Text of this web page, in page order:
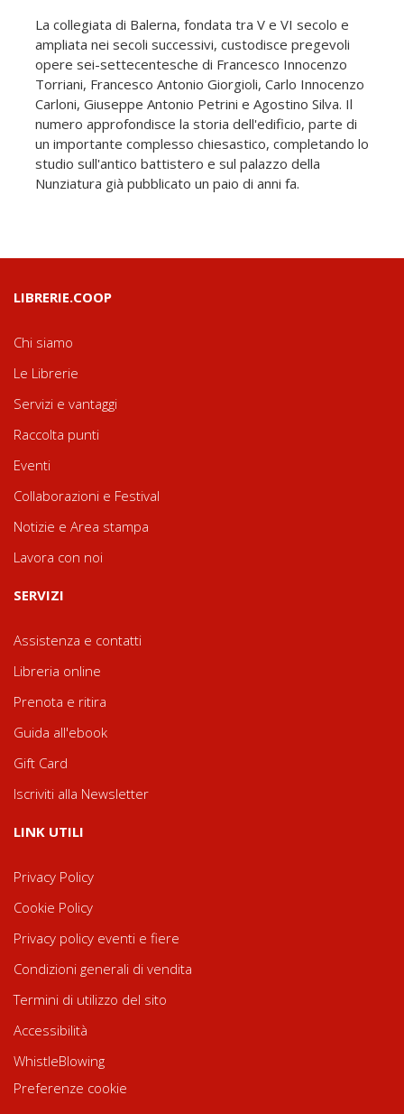
La collegiata di Balerna, fondata tra V e VI secolo e
ampliata nei secoli successivi, custodisce pregevoli
opere sei-settecentesche di Francesco Innocenzo
Torriani, Francesco Antonio Giorgioli, Carlo Innocenzo
Carloni, Giuseppe Antonio Petrini e Agostino Silva. Il
numero approfondisce la storia dell'edificio, parte di
un importante complesso chiesastico, completando lo
studio sull'antico battistero e sul palazzo della
Nunziatura già pubblicato un paio di anni fa.
LIBRERIE.COOP
Chi siamo
Le Librerie
Servizi e vantaggi
Raccolta punti
Eventi
Collaborazioni e Festival
Notizie e Area stampa
Lavora con noi
SERVIZI
Assistenza e contatti
Libreria online
Prenota e ritira
Guida all'ebook
Gift Card
Iscriviti alla Newsletter
LINK UTILI
Privacy Policy
Cookie Policy
Privacy policy eventi e fiere
Condizioni generali di vendita
Termini di utilizzo del sito
Accessibilità
WhistleBlowing
Preferenze cookie